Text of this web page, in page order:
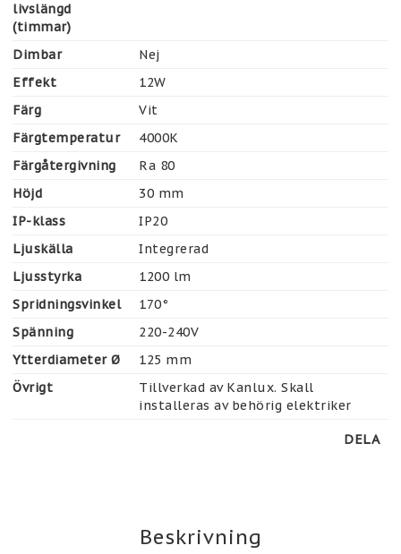
livslängd
(timmar)
Dimbar
Nej
Effekt
12W
Färg
Vit
Färgtemperatur
4000K
Färgåtergivning
Ra 80
Höjd
30 mm
IP-klass
IP20
Ljuskälla
Integrerad
Ljusstyrka
1200 lm
Spridningsvinkel
170°
Spänning
220-240V
Ytterdiameter Ø
125 mm
Övrigt
Tillverkad av Kanlux. Skall
installeras av behörig elektriker
DELA
Beskrivning